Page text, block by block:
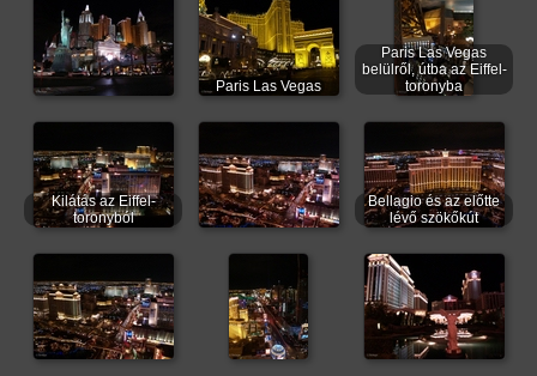
Paris Las Vegas
Paris Las Vegas
belülről, útba az Eiffel-
toronyba
Kilátás az Eiffel-
toronyból
Bellagio és az előtte
lévő szökőkút